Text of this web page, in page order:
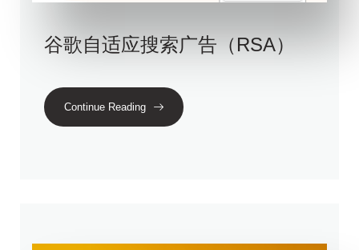
谷歌自适应搜索广告（RSA）
Continue Reading